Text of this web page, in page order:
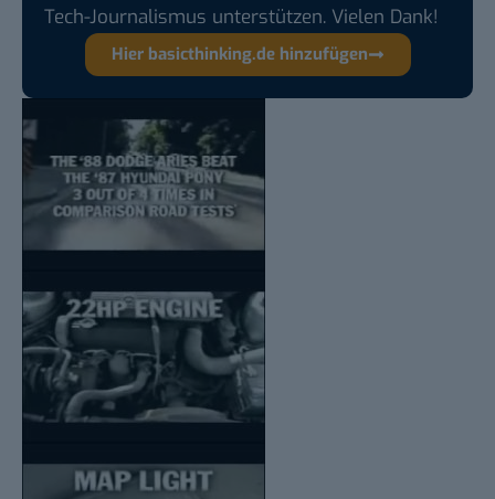
Tech-Journalismus unterstützen. Vielen Dank!
Hier basicthinking.de hinzufügen